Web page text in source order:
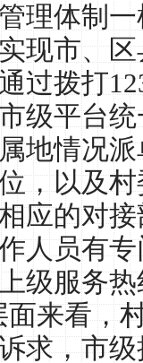
理体制
现市、
过拨打
级平台
地情况
，以及
应的对
人员有
级服务
面来看，
求，市